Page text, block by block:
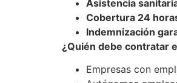
Asistencia
Cobertura 24
Indemnización
¿Quién debe contratar
Empresas con